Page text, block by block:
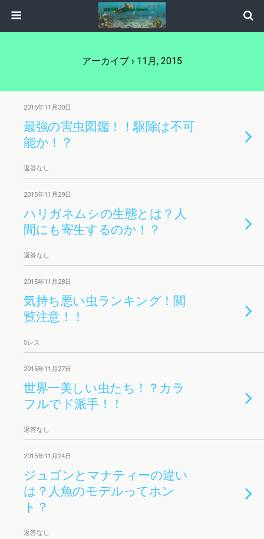
アーカイブ › 11月, 2015
2015年11月30日
最強の害虫図鑑！！駆除は不可
能か！？
返答なし
2015年11月29日
ハリガネムシの生態とは？人
間にも寄生するのか！？
返答なし
2015年11月28日
気持ち悪い虫ランキング！閲
覧注意！！
5レス
2015年11月27日
世界一美しい虫たち！？カラ
フルでド派手！！
返答なし
2015年11月24日
ジュゴンとマナティーの違い
は？人魚のモデルってホン
ト？
返答なし